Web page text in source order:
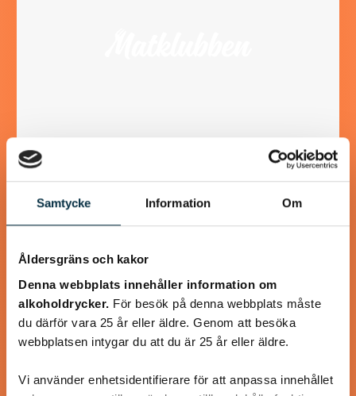
Samtycke Information Om
Åldersgräns och kakor
Denna webbplats innehåller information om
alkoholdrycker. För besök på denna webbplats måste
du därför vara 25 år eller äldre. Genom att besöka
webbplatsen intygar du att du är 25 år eller äldre.
Vi använder enhetsidentifierare för att anpassa innehållet
Turkisk köfte
En längtan till Turkisk mat
@heartfriend